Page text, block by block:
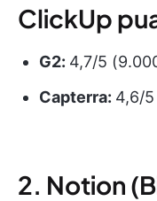
ClickUp
G2: 4,7/5
Capterra: 4,6/
2. Notion